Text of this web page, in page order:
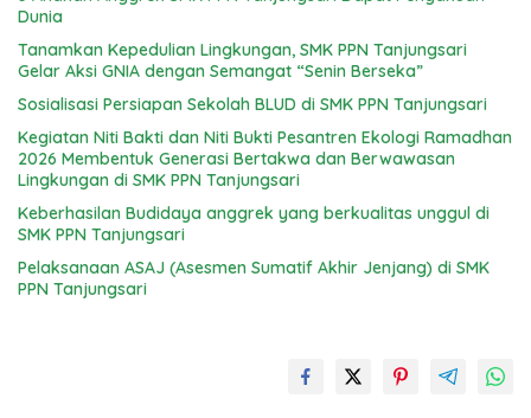
Dunia
Tanamkan Kepedulian Lingkungan, SMK PPN Tanjungsari
Gelar Aksi GNIA dengan Semangat “Senin Berseka”
Sosialisasi Persiapan Sekolah BLUD di SMK PPN Tanjungsari
Kegiatan Niti Bakti dan Niti Bukti Pesantren Ekologi Ramadhan
2026 Membentuk Generasi Bertakwa dan Berwawasan
Lingkungan di SMK PPN Tanjungsari
Keberhasilan Budidaya anggrek yang berkualitas unggul di
SMK PPN Tanjungsari
Pelaksanaan ASAJ (Asesmen Sumatif Akhir Jenjang) di SMK
PPN Tanjungsari